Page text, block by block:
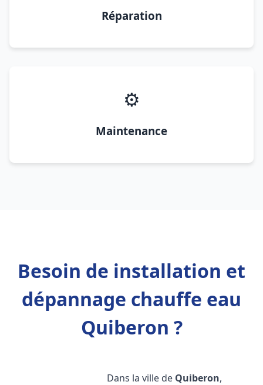
Réparation
⚙️
Maintenance
Besoin de installation et
dépannage chauffe eau
Quiberon ?
Dans la ville de Quiberon,